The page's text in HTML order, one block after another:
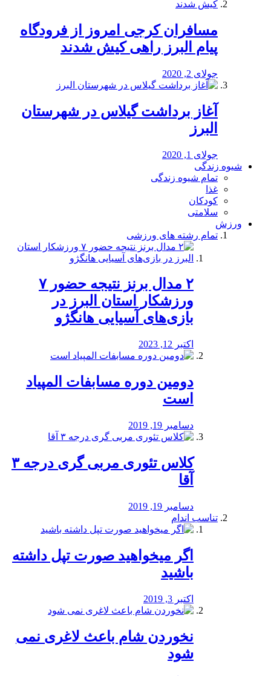
مسافران کرجی امروز از فرودگاه
پیام البرز راهی کیش شدند
جولای 2, 2020
آغاز برداشت گیلاس در شهرستان
البرز
جولای 1, 2020
شیوه زندگی
تمام شیوه زندگی
غذا
کودکان
سلامتی
ورزش
تمام رشته های ورزشی
۲ مدال برنز نتیجه حضور ۷
ورزشکار استان البرز در
بازی‌های آسیایی هانگژو
اکتبر 12, 2023
دومین دوره مسابفات المپیاد
است
دسامبر 19, 2019
کلاس تئوری مربی گری درجه ۳
آقا
دسامبر 19, 2019
تناسب اندام
اگر میخواهید صورت تپل داشته
باشید
اکتبر 3, 2019
نخوردن شام باعث لاغری نمی
‌شود